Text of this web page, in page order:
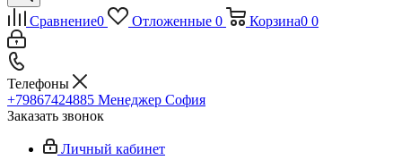
Сравнение0 Отложенные 0 Корзина0 0
Телефоны
+79867424885 Менеджер София
Заказать звонок
Личный кабинет